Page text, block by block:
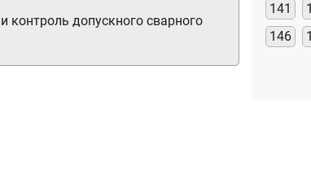
контроль допускного сварного
141
146